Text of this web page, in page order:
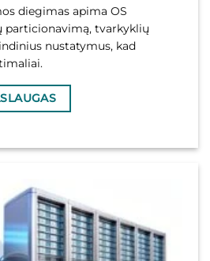
diegimas apima OS
particionavimą, tvarkyklių
nustatymus, kad